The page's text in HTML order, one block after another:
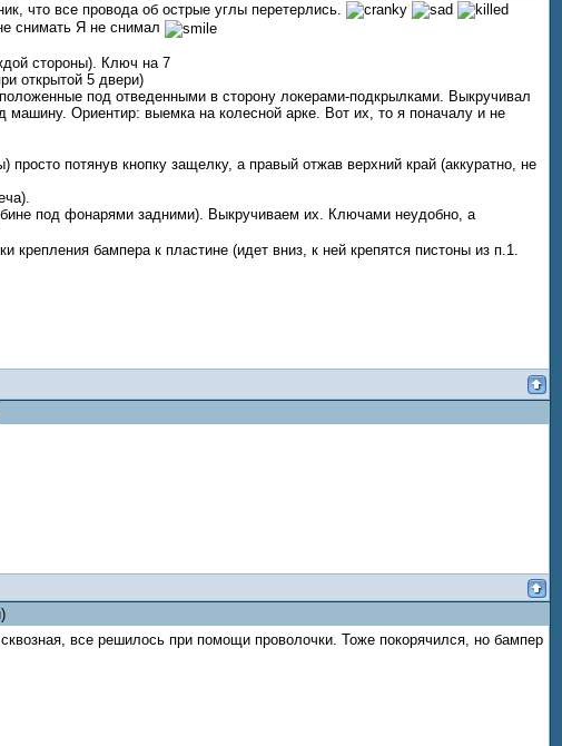
что все провода об острые углы перетерлись.
снимать Я не снимал
стороны). Ключ на 7
открытой 5 двери)
под отведенными в сторону локерами-подкрылками. Выкручивал
Ориентир: выемка на колесной арке. Вот их, то я поначалу и не
потянув кнопку защелку, а правый отжав верхний край (аккуратно, не
под фонарями задними). Выкручиваем их. Ключами неудобно, а
бампера к пластине (идет вниз, к ней крепятся пистоны из п.1.
все решилось при помощи проволочки. Тоже покорячился, но бампер